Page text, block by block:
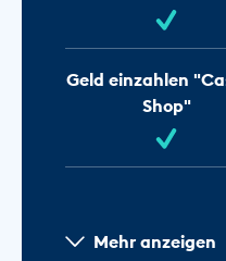
Geld einzahlen
Shop"
Mehr anzeigen